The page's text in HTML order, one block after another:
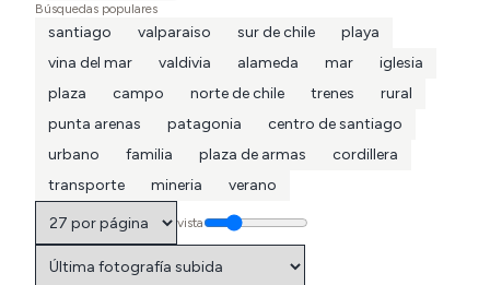
Búsquedas populares
santiago valparaiso sur de chile
playa
vina del mar
valdivia alameda mar
iglesia
plaza
campo norte de chile trenes
rural
punta arenas
patagonia
centro de santiago
urbano
familia plaza de armas
cordillera
transporte
mineria verano
vista